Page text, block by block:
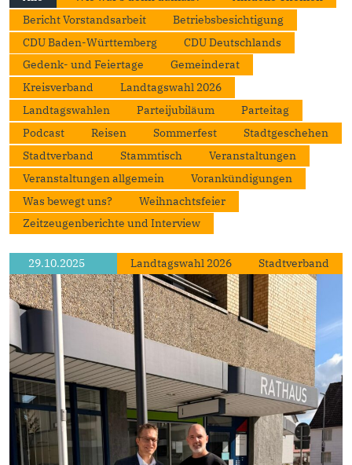
Bericht Vorstandsarbeit
Betriebsbesichtigung
CDU Baden-Württemberg
CDU Deutschlands
Gedenk- und Feiertage
Gemeinderat
Kreisverband
Landtagswahl 2026
Landtagswahlen
Parteijubiläum
Parteitag
Podcast
Reisen Sommerfest
Stadtgeschehen
Stadtverband
Stammtisch
Veranstaltungen
Veranstaltungen allgemein
Vorankündigungen
Was bewegt uns?
Weihnachtsfeier
Zeitzeugenberichte und Interview
29.10.2025 Landtagswahl 2026 Stadtverband